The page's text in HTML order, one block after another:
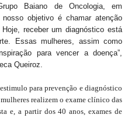
Baiano de Oncologia, em
objetivo é chamar atenção
receber um diagnóstico está
Essas mulheres, assim como
para vencer a doença”,
Queiroz.
para prevenção e diagnóstico
realizem o exame clínico das
e, a partir dos 40 anos, exames de